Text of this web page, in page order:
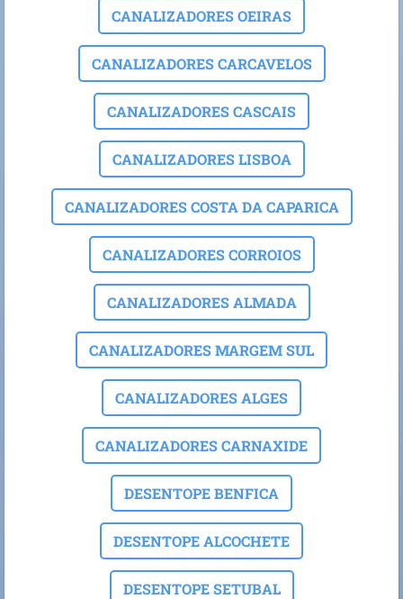
CANALIZADORES OEIRAS
CANALIZADORES CARCAVELOS
CANALIZADORES CASCAIS
CANALIZADORES LISBOA
CANALIZADORES COSTA DA CAPARICA
CANALIZADORES CORROIOS
CANALIZADORES ALMADA
CANALIZADORES MARGEM SUL
CANALIZADORES ALGES
CANALIZADORES CARNAXIDE
DESENTOPE BENFICA
DESENTOPE ALCOCHETE
DESENTOPE SETUBAL